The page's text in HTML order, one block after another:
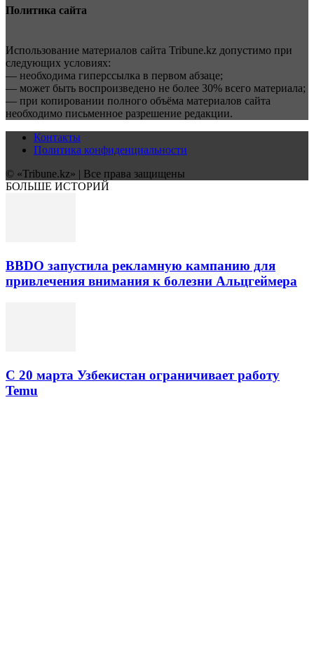
Политика сайта
Использование материалов сайта Tribune.kz допустимо при
следующих условиях:
— необходима гиперссылка в первом абзаце;
— может быть воспроизведено не более 30% всего материала;
— при копировании полного объёма материалов сайта
необходимо письменное разрешение редакции.
Контакты
Политика конфиденциальности
© «Tribune.kz» | Все права защищены
БОЛЬШЕ ИСТОРИЙ
BBDO запустила рекламную кампанию для
привлечения внимания к болезни Альцгеймера
С 20 марта Узбекистан ограничивает работу
Temu